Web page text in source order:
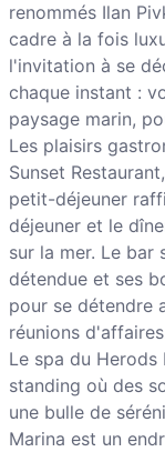
renommés Ilan
cadre à la fois
l'invitation à se
chaque instant :
paysage marin,
Les plaisirs
Sunset
petit-déjeuner
déjeuner et le
sur la mer. Le bar
détendue et ses
pour se détendre
réunions
Le spa du
standing où des
une bulle de
Marina est un